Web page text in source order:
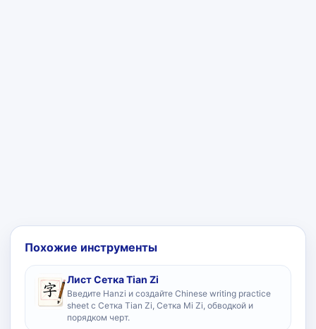
Похожие инструменты
Лист Сетка Tian Zi
Введите Hanzi и создайте Chinese writing practice
sheet с Сетка Tian Zi, Сетка Mi Zi, обводкой и
порядком черт.